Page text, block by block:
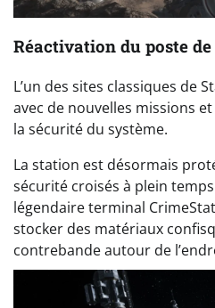
Réactivation du poste
L’un des sites classiques de
avec de nouvelles missions
la sécurité du système.
La station est désormais
sécurité croisés à plein
légendaire terminal
stocker des matériaux
contrebande autour de